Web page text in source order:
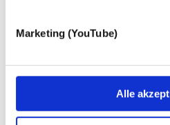
Marketing (YouTube)
Alle